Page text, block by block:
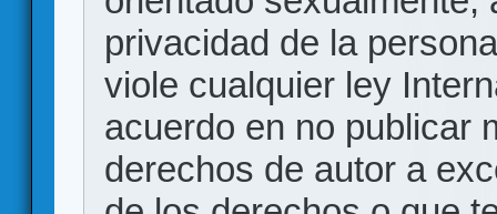
privacidad de la
viole cualquier ley
acuerdo en no publicar
derechos de autor a